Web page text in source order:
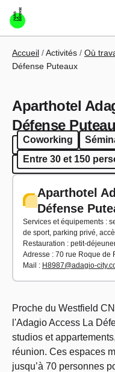
Aller au contenu principal
Fil d'Ariane
Accueil Activités Où
Défense Puteaux
Aparthotel
Défense
Coworking
Entre 30 et 150
Coworking
Entre 30 et 150
Aparthotel
Défense
Services et équipements :
de sport, parking privé,
Restauration : petit-
Adresse : 70 rue Roque de
Mail : H8987@adagio-
Proche du Westfield
l'Adagio Access La
studios et
réunion. Ces espaces
jusqu’à 70 personnes